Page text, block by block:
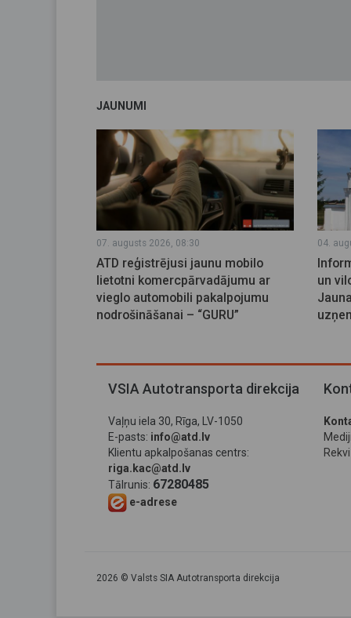
JAUNUMI
07. augusts 2026, 08:30
ATD reģistrējusi jaunu mobilo
lietotni komercpārvadājumu ar
vieglo automobili pakalpojumu
nodrošināšanai – “GURU”
04.
un
VSIA Autotransporta direkcija
Vaļņu iela 30, Rīga, LV-1050
E-pasts: info@atd.lv
Klientu apkalpošanas centrs:
riga.kac@atd.lv
Tālrunis: 67280485
e-adrese
2026 © Valsts SIA Autotransporta direkcija